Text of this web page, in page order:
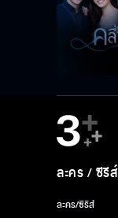
ละคร / ซีรีส์
ละคร/ซีรีส์